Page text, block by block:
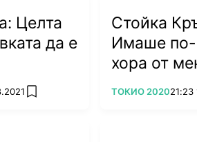
Целта
да е
add favorites
Стойка
Имаше по-
хора от
върнаха
ПОВЕЧЕ ОТ
ТОКИО 202021:23